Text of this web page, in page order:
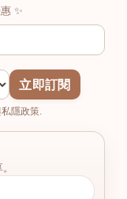
✨
立即訂閱
隱政策.